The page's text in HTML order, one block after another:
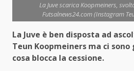
La Juve scarica Koopmeiners,
Futsalnews24.com (Instagram
La Juve è ben disposta ad
Teun Koopmeiners ma ci
cosa blocca la cessione.